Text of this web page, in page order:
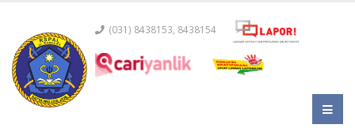
(031) 8438153, 8438154